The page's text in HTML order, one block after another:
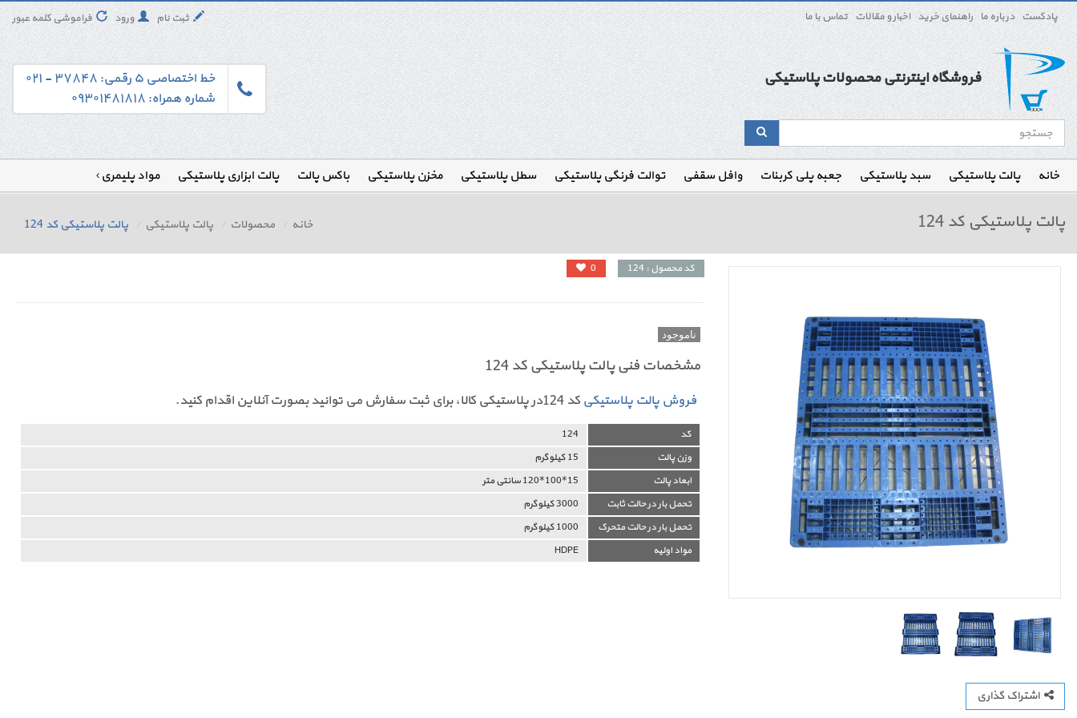
ثبت نام ورود فراموشی کلمه عبور پادکست درباره ما راهنمای خرید اخبار و مقالات تماس با ما
فروشگاه اینترنتی محصولات پلاستیکی
خط اختصاصی ۵ رقمی: ۳۷۸۴۸ - ۰۲۱
شماره همراه: ۰۹۳۰۱۴۸۱۸۱۸
خانه پالت پلاستیکی سبد پلاستیکی جعبه پلی کربنات وافل سقفی توالت فرنگی پلاستیکی سطل پلاستیکی مخزن پلاستیکی باکس پالت پالت ابزاری پلاستیکی مواد پلیمری
پالت پلاستیکی کد 124 خانه محصولات پالت پلاستیکی پالت پلاستیکی کد 124
کد محصول : 124 0
ناموجود
مشخصات فنی پالت پلاستیکی کد 124
فروش پالت پلاستیکی کد 124در پلاستیکی کالا، برای ثبت سفارش می توانید بصورت آنلاین اقدام کنید.
کد
124
وزن پالت
15 کیلوگرم
ابعاد پالت
15*100*120 سانتی متر
تحمل بار در حالت ثابت
3000 کیلوگرم
تحمل بار در حالت متحرک
1000 کیلوگرم
مواد اولیه
HDPE
اشتراک گذاری